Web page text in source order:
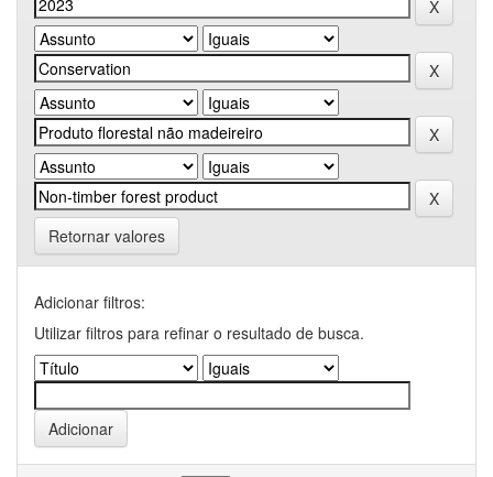
Retornar valores
Adicionar filtros:
Utilizar filtros para refinar o resultado de busca.